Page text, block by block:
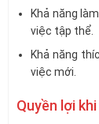
Khả năng
việc tập thể.
Khả năng
việc mới.
Quyền lợi